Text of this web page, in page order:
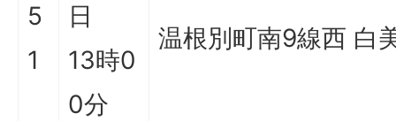
5
1
日
13時0
0分
温根別町南9線西 白